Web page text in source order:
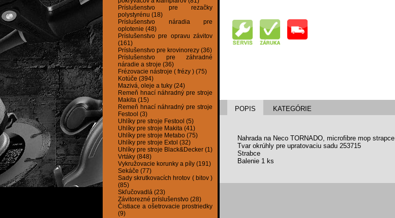
Príslušenstvo pre rezačky
polystyrénu (18)
Príslušenstvo náradia pre
oplotenie (48)
Príslušenstvo pre opravu závitov
(161)
Príslušenstvo pre krovinorezy (36)
Príslušenstvo pre záhradné
náradie a stroje (36)
Frézovacie nástroje ( frézy ) (75)
Kotúče (394)
Mazivá, oleje a tuky (24)
Remeň hnací náhradný pre stroje
Makita (15)
Remeň hnací náhradný pre stroje
Festool (3)
Uhlíky pre stroje Festool (5)
Uhlíky pre stroje Makita (41)
Uhlíky pre stroje Metabo (75)
Uhlíky pre stroje Extol (32)
Uhlíky pre stroje Black&Decker (1)
Vrtáky (848)
Vykružovacie korunky a píly (191)
Sekáče (77)
Sady skrutkovacích hrotov ( bitov )
(85)
Skľučovadlá (23)
Závitorezné príslušenstvo (28)
Čistiace a ošetrovacie prostriedky
(9)
POPIS KATEGÓRIE
Nahrada na Neco TORNADO, microfibre mop strapce
Tvar okrúhly pre upratovaciu sadu 253715
Strabce
Balenie 1 ks